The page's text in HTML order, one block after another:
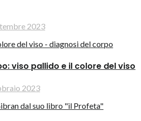
2023
viso pallido e il colore del viso
2023